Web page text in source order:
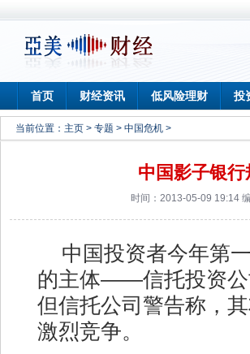
首页 财经资讯 低风险理财 投
当前位置： 主页 > 专题 > 中国危机 >
中国影子银
时间：2013-05-09 19:14
中国投资者今年第
的主体——信托投资公
但信托公司警告称，
激烈竞争。